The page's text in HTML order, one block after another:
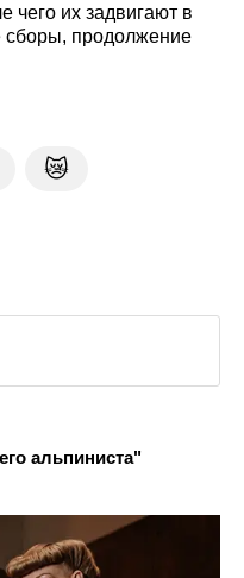
чего их задвигают в
сборы, продолжение
😿
альпиниста"